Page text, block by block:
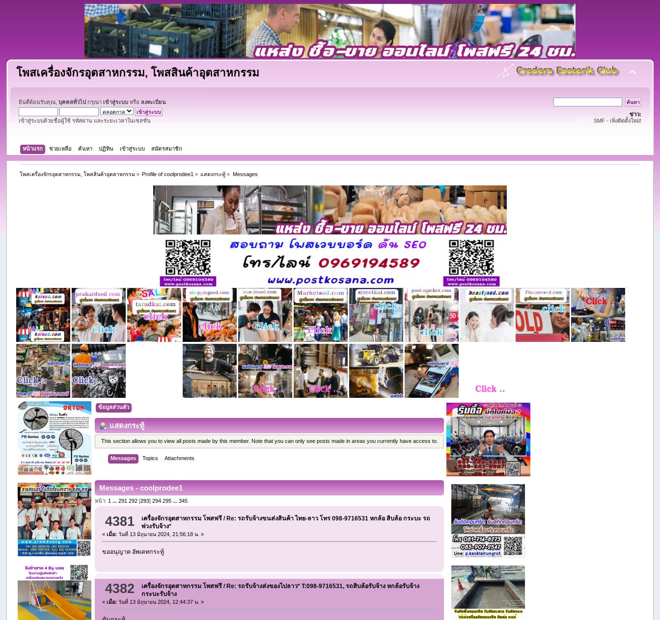
โพสเครื่องจักรอุตสาหกรรม, โพสสินค้าอุตสาหกรรม
ยินดีต้อนรับคุณ,บุคคลทั่วไป กรุณา เข้าสู่ระบบ หรือ ลงทะเบียน
เข้าสู่ระบบด้วยชื่อผู้ใช้ รหัสผ่าน และระยะเวลาในเซสชั่น
ข่าว:
SMF - เพิ่งติดตั้งใหม่!
หน้าแรก ช่วยเหลือ ค้นหา ปฏิทิน เข้าสู่ระบบ สมัครสมาชิก
โพสเครื่องจักรอุตสาหกรรม, โพสสินค้าอุตสาหกรรม » Profile of coolprodee1 » แสดงกระทู้ » Messages
ข้อมูลส่วนตัว
แสดงกระทู้
This section allows you to view all posts made by this member. Note that you can only see posts made in areas you currently have access to.
Messages Topics Attachments
Messages - coolprodee1
หน้า: 1 ...291 292 [293]294 295 ...345
4381 เครื่องจักรอุตสาหกรรม โพสฟรี/ Re: รถรับจ้างขนส่งสินค้า ไทย-ลาว โทร 098-9716531 หกล้อ สิบล้อ กระบะ รถ
พ่วงรับจ้าง*
«เมื่อ: วันที่ 13 มิถุนายน 2024, 21:56:18 น. »
ขออนุญาต อัพเดทกระทู้
4382 เครื่องจักรอุตสาหกรรม โพสฟรี/Re: รถรับจ้างส่งของไปลาว* T:098-9716531, รถสิบล้อรับจ้าง หกล้อรับจ้าง
กระบะรับจ้าง
«เมื่อ: วันที่ 13 มิถุนายน 2024, 12:44:37 น. »